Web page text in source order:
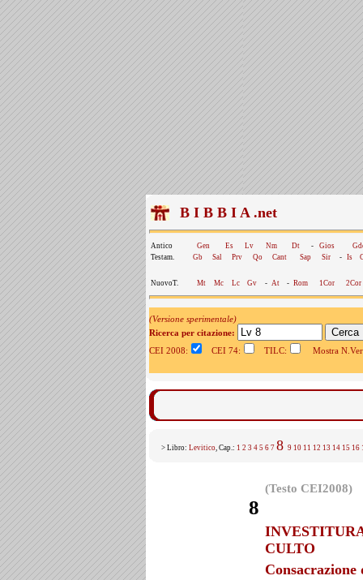
B I B B I A .net
Antico Gen Es Lv Nm Dt - Gios
Testam.
Gb Sal Prv Qo Cant Sap Sir - Is
NuovoT. Mt Mc Lc Gv - At - Rom 1Cor 2Cor
(Versione sperimentale)
Ricerca per citazione:
CEI 2008:
CEI 74: TILC: Mostra
> Libro: Levitico, Cap.: 1 2 3 4 5 6 7 8 9 10 11 12 13 14 15 16
(Testo CEI2008)
8
CULTO
Consacrazione